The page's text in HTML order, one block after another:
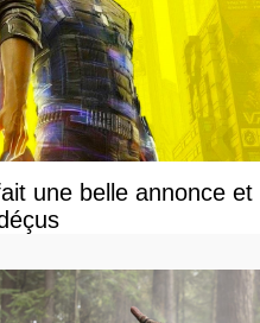
une belle annonce et